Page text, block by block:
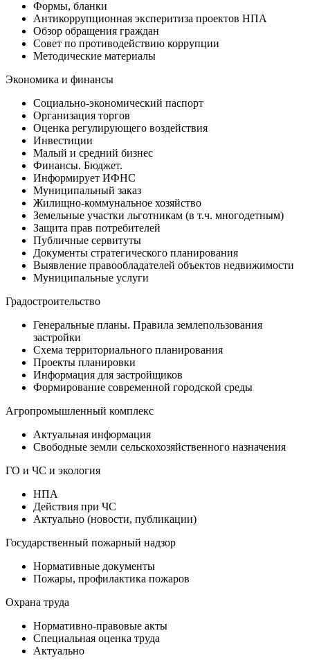
Формы, бланки
Антикоррупционная эксперитиза проектов НПА
Обзор обращения граждан
Совет по противодействию коррупции
Методические материалы
Экономика и финансы
Социально-экономический паспорт
Организация торгов
Оценка регулирующего воздействия
Инвестиции
Малый и средний бизнес
Финансы. Бюджет.
Информирует ИФНС
Муниципальный заказ
Жилищно-коммунальное хозяйство
Земельные участки льготникам (в т.ч. многодетным)
Защита прав потребителей
Публичные сервитуты
Документы стратегического планирования
Выявление правообладателей объектов недвижимости
Муниципальные услуги
Градостроительство
Генеральные планы. Правила землепользования
застройки
Схема территориального планирования
Проекты планировки
Информация для застройщиков
Формирование современной городской среды
Агропромышленный комплекс
Актуальная информация
Свободные земли сельскохозяйственного назначения
ГО и ЧС и экология
НПА
Действия при ЧС
Актуально (новости, публикации)
Государственный пожарный надзор
Нормативные документы
Пожары, профилактика пожаров
Охрана труда
Нормативно-правовые акты
Специальная оценка труда
Актуально